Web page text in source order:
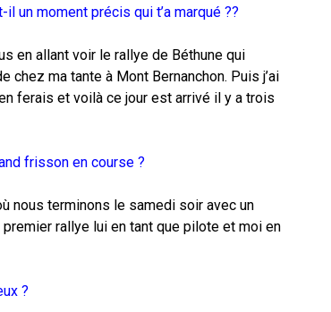
il un moment précis qui t’a marqué ??
en allant voir le rallye de Béthune qui
chez ma tante à Mont Bernanchon. Puis j’ai
ferais et voilà ce jour est arrivé il y a trois
frisson en course ?
nous terminons le samedi soir avec un
rallye lui en tant que pilote et moi en
?